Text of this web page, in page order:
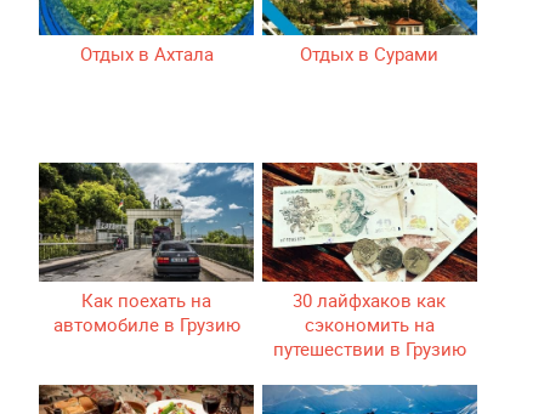
Отдых в Ахтала Отдых в Сурами
Как поехать на
автомобиле в Грузию
30 лайфхаков как
сэкономить на
путешествии в Грузию